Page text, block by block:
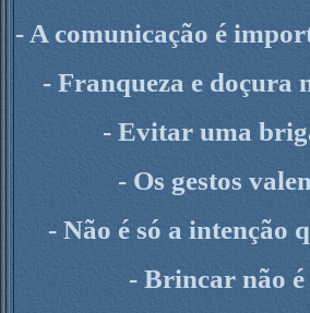
- A comunicação é
- Franqueza e doçura
- Evitar uma
- Os gestos
- Não é só a intenção
- Brincar não